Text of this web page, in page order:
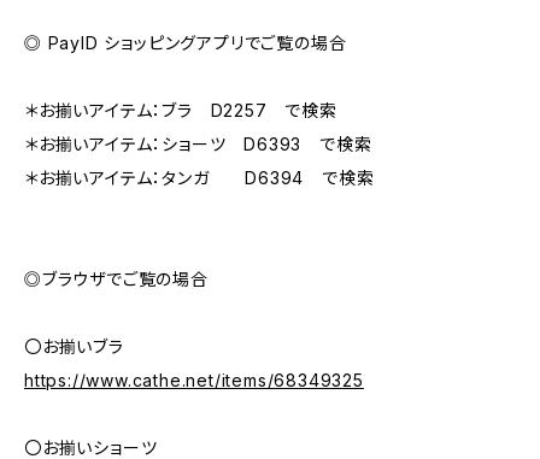
◎ PayID ショッピングアプリでご覧の場合
＊お揃いアイテム：ブラ D2257 で検索
＊お揃いアイテム：ショーツ D6393 で検索
＊お揃いアイテム：タンガ D6394 で検索
◎ブラウザでご覧の場合
〇お揃いブラ
https://www.cathe.net/items/68349325
〇お揃いショーツ